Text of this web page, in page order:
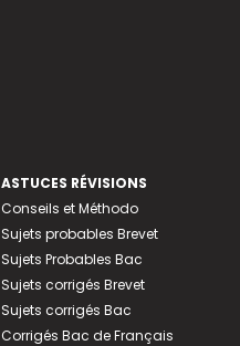
ASTUCES RÉVISIONS
Conseils et Méthodo
Sujets probables Brevet
Sujets Probables Bac
Sujets corrigés Brevet
Sujets corrigés Bac
Corrigés Bac de Français